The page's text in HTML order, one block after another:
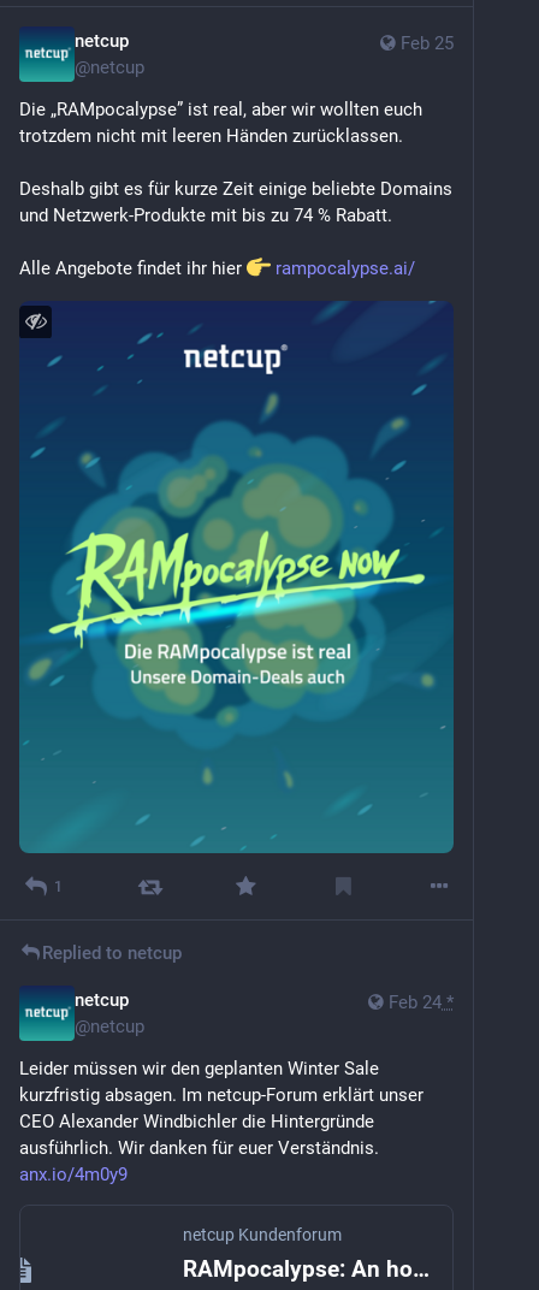
Feb 25
netcup
@netcup
Die „RAMpocalypse” ist real, aber wir wollten euch
trotzdem nicht mit leeren Händen zurücklassen.
Deshalb gibt es für kurze Zeit einige beliebte Domains
und Netzwerk-Produkte mit bis zu 74 % Rabatt.
Alle Angebote findet ihr hier rampocalypse.ai/
1
Replied to netcup
Feb 24 *
netcup
@netcup
Leider müssen wir den geplanten Winter Sale
kurzfristig absagen. Im netcup-Forum erklärt unser
CEO Alexander Windbichler die Hintergründe
ausführlich. Wir danken für euer Verständnis.
anx.io/4m0y9
netcup Kundenforum
RAMpocalypse: An honest update on the hardware situation - netcup Kundenforum